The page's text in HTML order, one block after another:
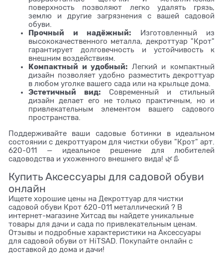
поверхность позволяют легко удалять грязь,
землю и другие загрязнения с вашей садовой
обуви.
Прочный и надёжный: Изготовленный из
высококачественного металла, декроттуар "Крот"
гарантирует долговечность и устойчивость к
внешним воздействиям.
Компактный и удобный: Легкий и компактный
дизайн позволяет удобно разместить декроттуар
в любом уголке вашего сада или на крыльце дома.
Эстетичный вид:Современный и стильный
дизайн делает его не только практичным, но и
привлекательным элементом вашего садового
пространства.
Поддерживайте ваши садовые ботинки в идеальном
состоянии с декроттуаром для чистки обуви "Крот" арт.
620-011 — идеальное решение для любителей
садоводства и ухоженного внешнего вида! 🌿👢
Купить Аксессуары для садовой обуви
онлайн
Ищете хорошие цены на Декроттуар для чистки
садовой обуви Крот 620-011 металлический ? В
интернет-магазине Хитсад вы найдете уникальные
товары для дачи и сада по привлекательным ценам.
Отзывы и подробные характеристики на Аксессуары
для садовой обуви от HiTSAD. Покупайте онлайн с
доставкой до дома и дачи!